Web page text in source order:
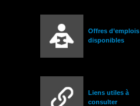
Offres d’emplois
disponibles
Liens utiles à
consulter